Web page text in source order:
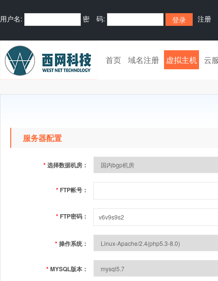
用户名: 密 码: 注册
首页 域名注册 虚拟主机 云
服务器配置
*选择数据机房：
* FTP帐号：
* FTP密码：
*操作系统：
*MYSQL版本：